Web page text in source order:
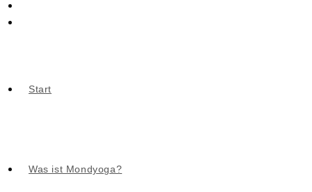
Start
Was ist Mondyoga?